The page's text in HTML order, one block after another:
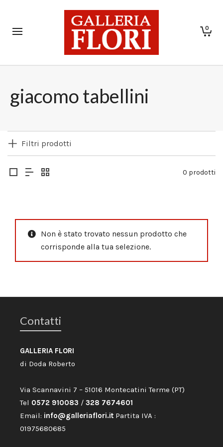
0
giacomo tabellini
Filtri prodotti
0 prodotti
Non è stato trovato nessun prodotto che
corrisponde alla tua selezione.
Contatti
GALLERIA FLORI
di Doda Roberto
Via Scannavini 7 – 51016 Montecatini Terme (PT)
Tel 0572 910083 / 328 7674601
Email: info@galleriaflori.it Partita IVA :
01975680685